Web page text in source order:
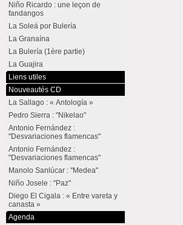
Niño Ricardo : une leçon de
fandangos
La Soleá por Bulería
La Granaína
La Bulería (1ère partie)
La Guajira
Liens utiles
Nouveautés CD
La Sallago : « Antología »
Pedro Sierra : "Nikelao"
Antonio Fernández :
"Desvariaciones flamencas"
Antonio Fernández :
"Desvariaciones flamencas"
Manolo Sanlúcar : "Medea"
Niño Josele : "Paz"
Diego El Cigala : « Entre vareta y
canasta »
Agenda